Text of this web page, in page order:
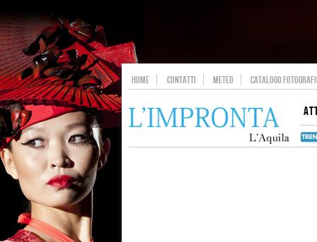
HOME CONTATTI METEO CATALOGO